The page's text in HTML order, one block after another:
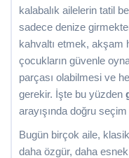
kalabalık ailelerin tatil
sadece denize
kahvaltı etmek, akşam
çocukların güvenle
parçası olabilmesi ve
gerekir. İşte bu yüzden
arayışında doğru
Bugün birçok aile,
daha özgür, daha